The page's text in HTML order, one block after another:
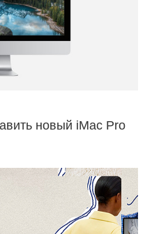
новый iMac Pro